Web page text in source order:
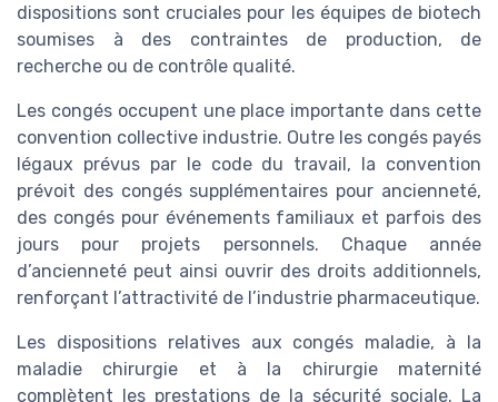
dispositions sont cruciales pour les équipes de biotech
soumises à des contraintes de production, de
recherche ou de contrôle qualité.
Les congés occupent une place importante dans cette
convention collective industrie. Outre les congés payés
légaux prévus par le code du travail, la convention
prévoit des congés supplémentaires pour ancienneté,
des congés pour événements familiaux et parfois des
jours pour projets personnels. Chaque année
d’ancienneté peut ainsi ouvrir des droits additionnels,
renforçant l’attractivité de l’industrie pharmaceutique.
Les dispositions relatives aux congés maladie, à la
maladie chirurgie et à la chirurgie maternité
complètent les prestations de la sécurité sociale. La